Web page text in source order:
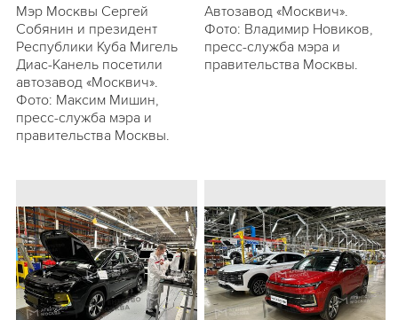
Мэр Москвы Сергей
Собянин и президент
Республики Куба Мигель
Диас-Канель посетили
автозавод «Москвич».
Фото: Максим Мишин,
пресс-служба мэра и
правительства Москвы.
Автозавод «Москвич».
Фото: Владимир Новиков,
пресс-служба мэра и
правительства Москвы.